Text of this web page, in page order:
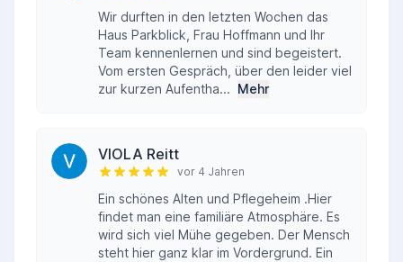
Wir durften in den letzten Wochen das
Haus Parkblick, Frau Hoffmann und Ihr
Team kennenlernen und sind begeistert.
Vom ersten Gespräch, über den leider viel
zur kurzen Aufentha... Mehr
VIOLA Reitt
vor 4 Jahren
Ein schönes Alten und Pflegeheim .Hier
findet man eine familiäre Atmosphäre. Es
wird sich viel Mühe gegeben. Der Mensch
steht hier ganz klar im Vordergrund. Ein